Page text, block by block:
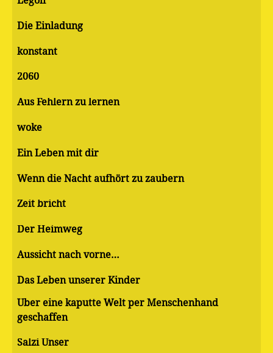
Die Einladung
konstant
2060
Aus Fehlern zu lernen
woke
Ein Leben mit dir
Wenn die Nacht aufhört zu zaubern
Zeit bricht
Der Heimweg
Aussicht nach vorne…
Das Leben unserer Kinder
Über eine kaputte Welt per Menschenhand
geschaffen
Salzi Unser